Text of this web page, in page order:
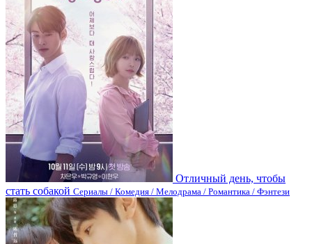
Отличный день, чтобы
стать собакой Сериалы / Комедия / Мелодрама / Романтика / Фэнтези